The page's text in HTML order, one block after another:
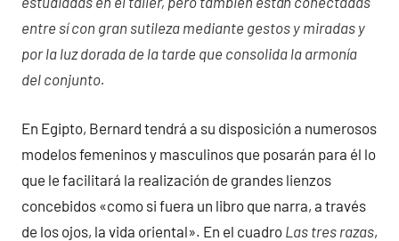
entre sí con gran sutileza mediante gestos y miradas y
por la luz dorada de la tarde que consolida la armonía
del conjunto.
En Egipto, Bernard tendrá a su disposición a numerosos
modelos femeninos y masculinos que posarán para él lo
que le facilitará la realización de grandes lienzos
concebidos «como si fuera un libro que narra, a través
de los ojos, la vida oriental». En el cuadro Las tres razas,